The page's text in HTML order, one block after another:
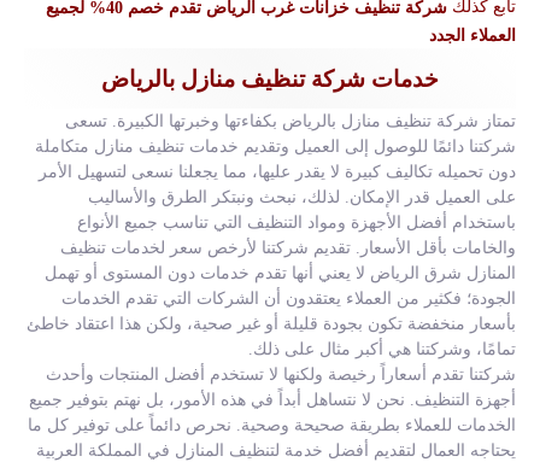
تابع كذلك
شركة تنظيف خزانات غرب الرياض تقدم خصم 40% لجميع
العملاء الجدد
خدمات شركة تنظيف منازل بالرياض
تمتاز شركة تنظيف منازل بالرياض بكفاءتها وخبرتها الكبيرة. تسعى
شركتنا دائمًا للوصول إلى العميل وتقديم خدمات تنظيف منازل متكاملة
دون تحميله تكاليف كبيرة لا يقدر عليها، مما يجعلنا نسعى لتسهيل الأمر
على العميل قدر الإمكان. لذلك، نبحث ونبتكر الطرق والأساليب
باستخدام أفضل الأجهزة ومواد التنظيف التي تناسب جميع الأنواع
والخامات بأقل الأسعار. تقديم شركتنا لأرخص سعر لخدمات تنظيف
المنازل شرق الرياض لا يعني أنها تقدم خدمات دون المستوى أو تهمل
الجودة؛ فكثير من العملاء يعتقدون أن الشركات التي تقدم الخدمات
بأسعار منخفضة تكون بجودة قليلة أو غير صحية، ولكن هذا اعتقاد خاطئ
تمامًا، وشركتنا هي أكبر مثال على ذلك.
شركتنا تقدم أسعاراً رخيصة ولكنها لا تستخدم أفضل المنتجات وأحدث
أجهزة التنظيف. نحن لا نتساهل أبداً في هذه الأمور، بل نهتم بتوفير جميع
الخدمات للعملاء بطريقة صحيحة وصحية. نحرص دائماً على توفير كل ما
يحتاجه العمال لتقديم أفضل خدمة لتنظيف المنازل في المملكة العربية